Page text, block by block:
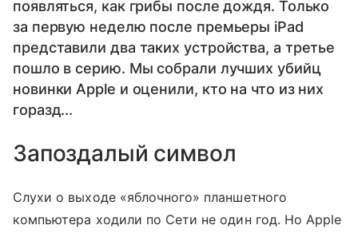
появляться, как грибы после дождя. Только
за первую неделю после премьеры iPad
представили два таких устройства, а третье
пошло в серию. Мы собрали лучших убийц
новинки Apple и оценили, кто на что из них
горазд...
Запоздалый символ
Слухи о выходе «яблочного» планшетного
компьютера ходили по Сети не один год. Но Apple